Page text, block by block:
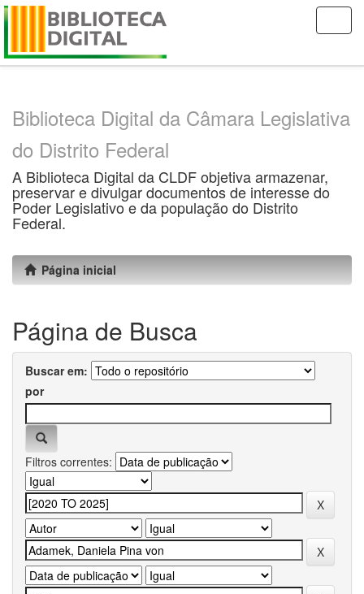
Skip
Biblioteca Digital da Câmara Legislativa
do Distrito Federal
A Biblioteca Digital da CLDF objetiva armazenar,
preservar e divulgar documentos de interesse do
Poder Legislativo e da população do Distrito
Federal.
Página inicial
Página de Busca
Buscar em:
por
Filtros correntes: